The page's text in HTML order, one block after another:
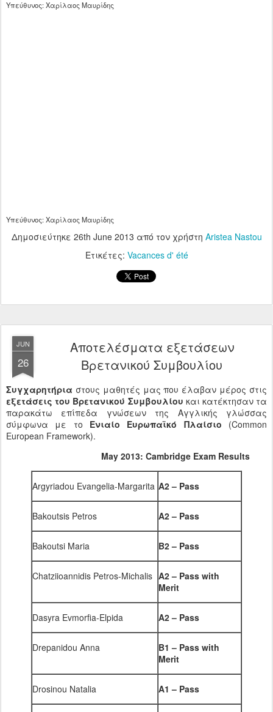
Υπεύθυνος: Χαρίλαος Μαυρίδης
Υπεύθυνος: Χαρίλαος Μαυρίδης
Δημοσιεύτηκε 26th June 2013 από τον χρήστη Aristea Nastou
Ετικέτες: Vacances d' été
JUN
26
Αποτελέσματα εξετάσεων
Βρετανικού Συμβουλίου
Συγχαρητήρια στους μαθητές μας που έλαβαν μέρος στις
εξετάσεις του Βρετανικού Συμβουλίου και κατέκτησαν τα
παρακάτω επίπεδα γνώσεων της Αγγλικής γλώσσας
σύμφωνα με το Ενιαίο Ευρωπαϊκό Πλαίσιο (Common
European Framework).
May 2013: Cambridge Exam Results
Argyriadou Evangelia-Margarita A2 – Pass
Bakoutsis Petros A2 – Pass
Bakoutsi Maria B2 – Pass
Chatziioannidis Petros-Michalis A2 – Pass with
Merit
Dasyra Evmorfia-Elpida A2– Pass
Drepanidou Anna B1– Pass with
Merit
Drosinou Natalia A1 – Pass